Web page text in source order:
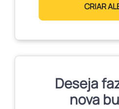
CRIAR
Deseja
nova